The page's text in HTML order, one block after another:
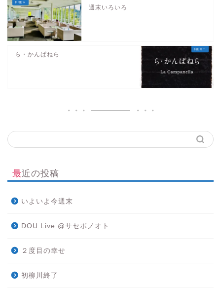
週末いろいろ
ら・かんぱねら
最近の投稿
いよいよ今週末
DOU Live @サセボノオト
２度目の幸せ
初柳川終了